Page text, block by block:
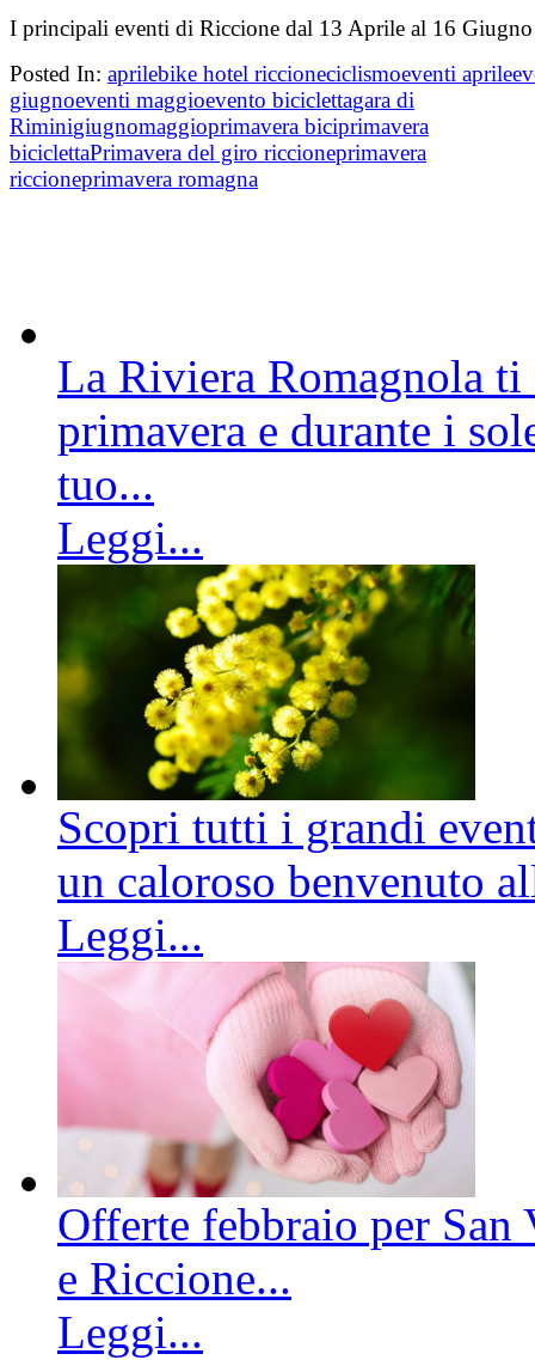
I principali eventi di Riccione dal 13 Aprile al 16
Posted In: aprilebike hotel riccioneciclismoeventi aprile
giugnoeventi maggioevento biciclettagara di
Riminigiugnomaggioprimavera biciprimavera
biciclettaPrimavera del giro riccioneprimavera
riccioneprimavera romagna
La Riviera Romagnola
primavera e durante i
tuo...
Leggi...
Scopri tutti i grandi
un caloroso benvenuto
Leggi...
Offerte febbraio per
e Riccione...
Leggi...